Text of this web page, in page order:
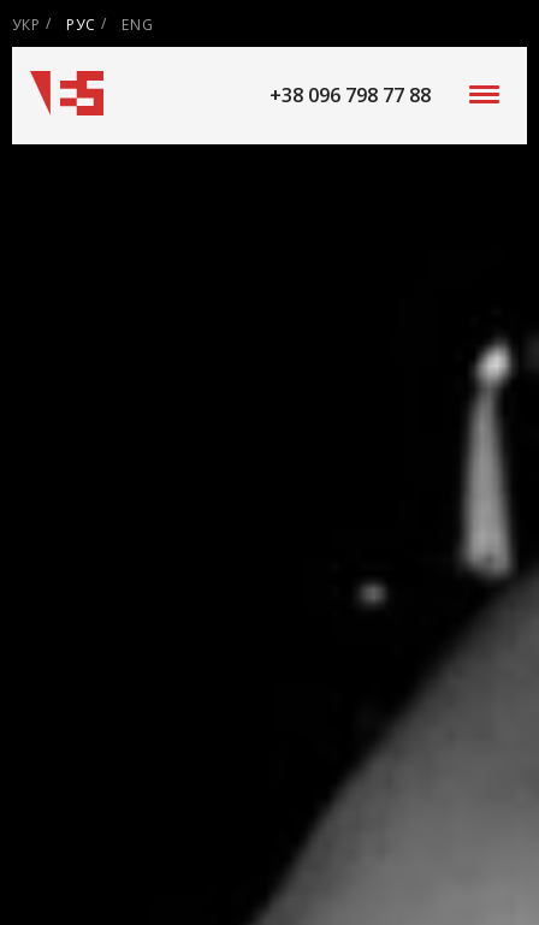
УКР РУС ENG
+38 096 798 77 88